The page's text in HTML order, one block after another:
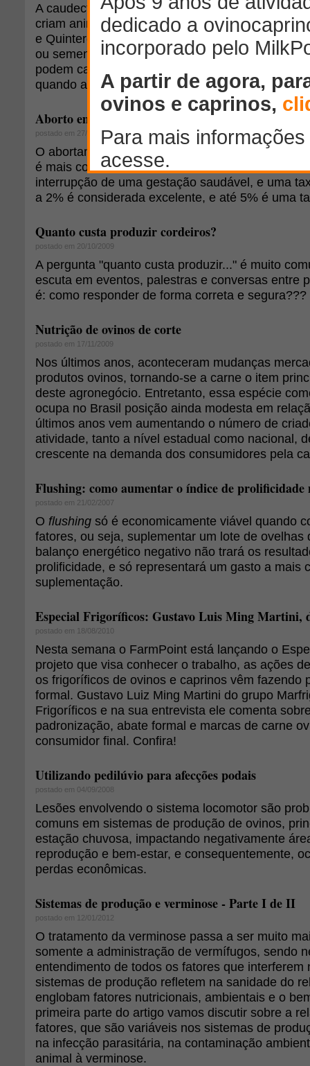
A caudectomia é uma prática recomendada
criam animais de lã pelos seguintes motivos,
e Quintero (1989): "a fim de evitar-se o acúmulo
ou sementes na parte posterior do animal, já
podem causar infecções e bicheiras; facilitar a
quando as fêmeas estão em idade reprodutiva".
Aborto em ovelhas - Parte I: principais causas
postado em 27/07/2007
O abortamento é a perda do feto em qualquer
é mais comum nos últimos 2 meses. Muitos
interrupção de uma gestação saudável, e uma
a 2% é considerada excelente, e até 5% é uma
Quanto custa produzir cordeiros?
postado em 20/10/2009
A pergunta "quanto custa produzir..." é muito
escuta em eventos, palestras e conversas entre
é: como responder de forma correta e segura???
Nutrição de ovinos de corte
postado em 17/11/2009
Nos últimos anos, aconteceram mudanças
produtos ovinos, tornando-se a carne o item
deste agronegócio. Entretanto, essa espécie
ocupa no Brasil posição ainda modesta em
últimos anos vem aumentando o número de
atividade, tanto a nível estadual como nacional,
crescente na demanda dos consumidores pela
Flushing: como aumentar o índice de prolificidade
postado em 21/02/2007
O flushing só é economicamente viável quando
fatores, ou seja, suplementar um lote de ovelhas
balanço energético negativo não trará os
prolificidade, e só representará um gasto a mais
suplementação.
Especial Frigoríficos: Gustavo Luis Ming Martini,
postado em 18/08/2010
Nesta semana o FarmPoint está lançando o
projeto que visa conhecer o trabalho, as ações
os frigoríficos de ovinos e caprinos vêm fazendo
formal. Gustavo Luiz Ming Martini do grupo
Frigoríficos e na sua entrevista ele comenta
padronização, abate formal e marcas de carne
consumidor final. Confira!
Utilizando pedilúvio para afecções podais
postado em 04/09/2008
Lesões envolvendo o sistema locomotor são
comuns em sistemas de produção de ovinos,
estação chuvosa, impactando negativamente
reprodução e bem-estar, e consequentemente,
perdas econômicas.
Sistemas de produção e verminose - Parte I de II
postado em 12/01/2012
O tratamento da verminose passa a ser muito
somente a administração de vermífugos, sendo
entendimento de todos os fatores que interferem
sistemas de produção refletem na sanidade do
englobam fatores nutricionais, ambientais e o
primeira parte do artigo vamos discutir sobre a
fatores, que são variáveis nos sistemas de
na infecção parasitária, na contaminação
animal à verminose.